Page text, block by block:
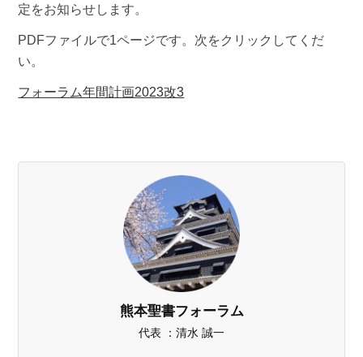
定をお知らせします。
PDFファイルで1ページです。次をクリックしてくだ
い。
フォーラム年間計画2023改3
熊本聖書フォーラム
代表 ：清水 誠一